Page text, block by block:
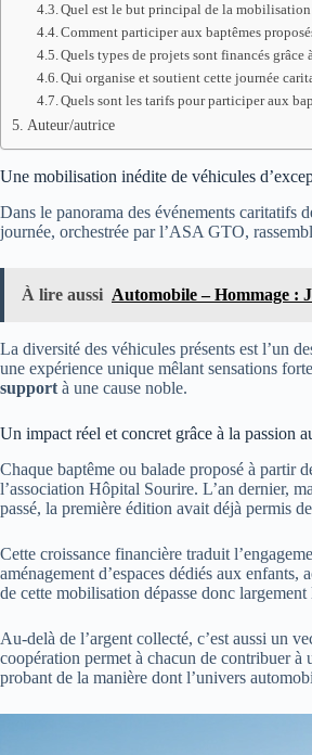
Quel est le but principal de la
Comment participer aux baptêmes
Quels types de projets sont financés grâce
Qui organise et soutient cette journée
Quels sont les tarifs pour participer aux
Auteur/autrice
Une mobilisation inédite de véhicules
Dans le panorama des événements caritatifs
journée, orchestrée par l’ASA GTO,
À lire aussi Automobile – Hommage :
La diversité des véhicules présents est l’un
une expérience unique mêlant sensations
support à une cause noble.
Un impact réel et concret grâce à la passion
Chaque baptême ou balade proposé à partir
l’association Hôpital Sourire. L’an dernier,
passé, la première édition avait déjà permis
Cette croissance financière traduit
aménagement d’espaces dédiés aux
de cette mobilisation dépasse donc
Au-delà de l’argent collecté, c’est aussi un
coopération permet à chacun de contribuer à
probant de la manière dont l’univers